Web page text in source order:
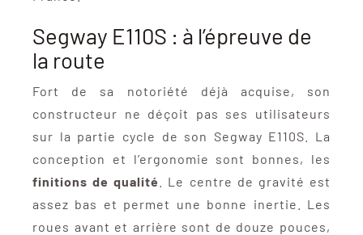
Segway E110S : à l’épreuve de
la route
Fort de sa notoriété déjà acquise, son
constructeur ne déçoit pas ses utilisateurs
sur la partie cycle de son Segway E110S. La
conception et l’ergonomie sont bonnes, les
finitions de qualité
. Le centre de gravité est
assez bas et permet une bonne inertie. Les
roues avant et arrière sont de douze pouces,